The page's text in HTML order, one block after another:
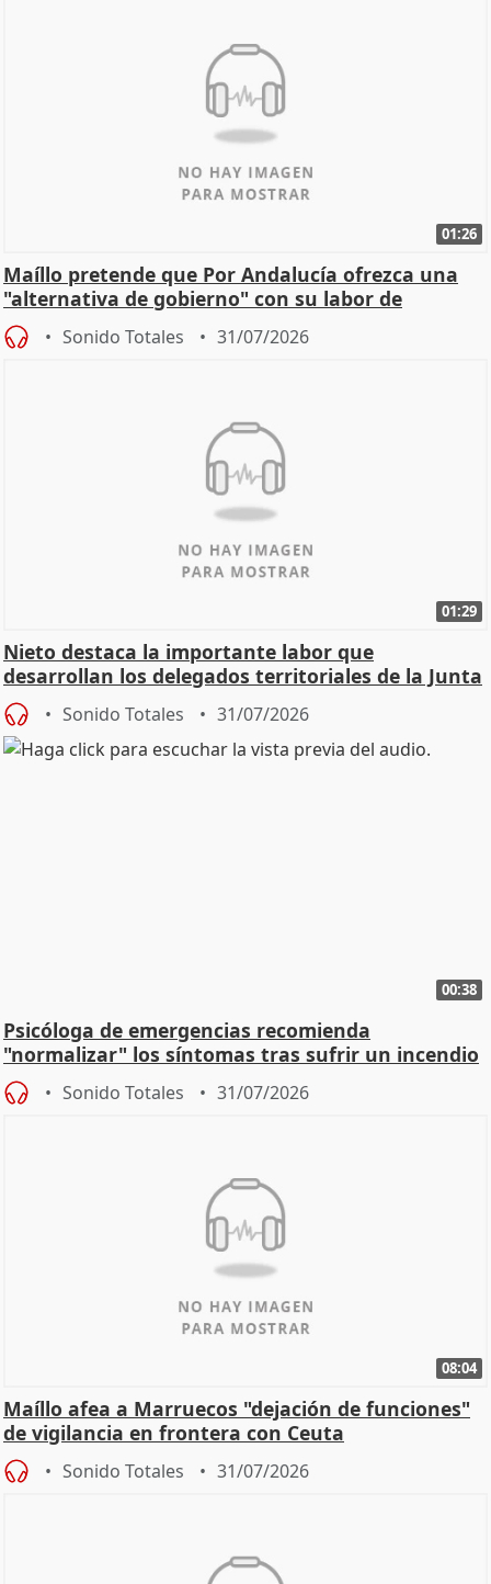
01:26
Maíllo pretende que Por Andalucía ofrezca una
"alternativa de gobierno" con su labor de
oposición
Sonido Totales 31/07/2026
01:29
Nieto destaca la importante labor que
desarrollan los delegados territoriales de la Junta
Sonido Totales 31/07/2026
00:38
Psicóloga de emergencias recomienda
"normalizar" los síntomas tras sufrir un incendio
Sonido Totales 31/07/2026
08:04
Maíllo afea a Marruecos "dejación de funciones"
de vigilancia en frontera con Ceuta
Sonido Totales 31/07/2026